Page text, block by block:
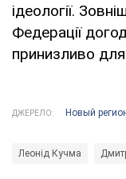
ідеології.
Федерації
принизливо
ДЖЕРЕЛО: Новый
Леонід Кучма